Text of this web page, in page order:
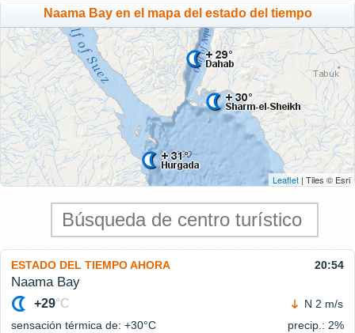
Naama Bay en el mapa del estado del tiempo
Leaflet | Tiles © Esri
ESTADO DEL TIEMPO AHORA 20:54
Naama Bay
+29°C
N 2 m/s
sensación térmica de: +30°C precip.: 2%